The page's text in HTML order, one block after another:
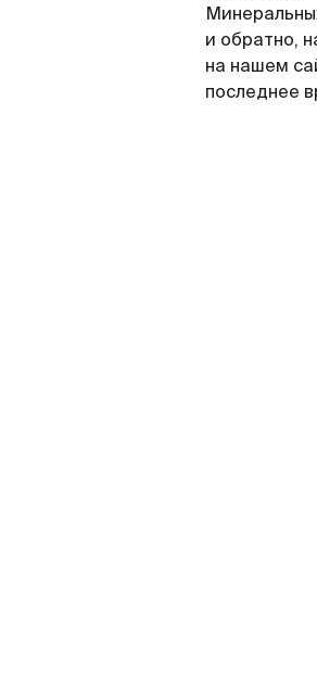
и обратно,
на нашем
последнее